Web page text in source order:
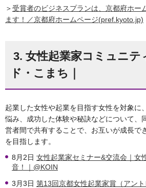
＞受賞者のビジネスプランは、京都府ホー
ます！／京都府ホームページ(pref.kyoto.jp)
3. 女性起業家コミュニテ
ド・こまち｜
起業した女性や起業を目指す女性を対象に
悩み、成功した体験や秘訣などについて、
営者間で共有することで、お互いが成長で
を目指します。
8月2日 女性起業家セミナー&交流会｜女
音！｜@KOIN
3月3日 第13回京都女性起業家賞（アン